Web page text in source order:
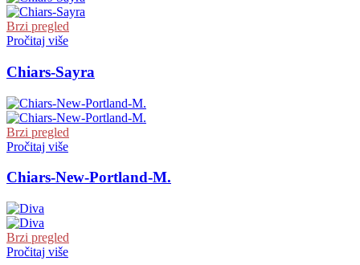
Brzi pregled
Pročitaj više
Chiars-Sayra
Brzi pregled
Pročitaj više
Chiars-New-Portland-M.
Brzi pregled
Pročitaj više